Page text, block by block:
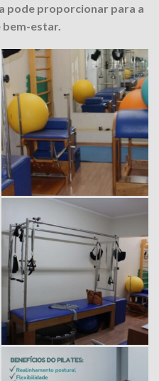
pode proporcionar para a
bem-estar.